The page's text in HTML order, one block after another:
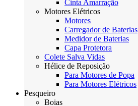
Cinta Amarração
Motores Elétricos
Motores
Carregador de Baterias
Medidor de Baterias
Capa Protetora
Colete Salva Vidas
Hélice de Reposição
Para Motores de Popa
Para Motores Elétricos
Pesqueiro
Boias